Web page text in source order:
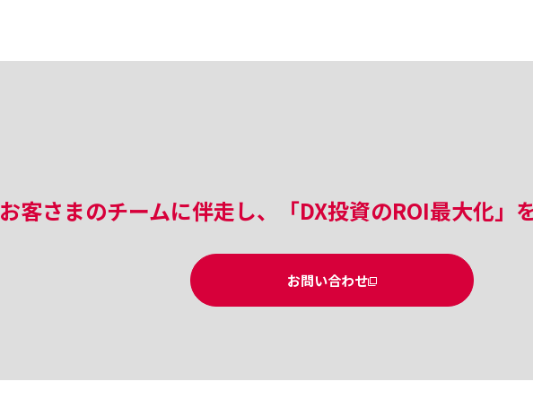
お客さまのチームに伴走し、「DX投資のROI最大化」
お問い合わせ